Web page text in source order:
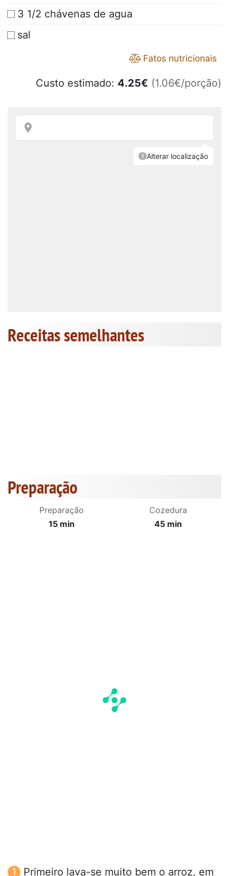
3 1/2 chávenas de agua
sal
Fatos nutricionais
Custo estimado: 4.25€ (1.06€/porção)
Receitas semelhantes
Preparação
Preparação
15 min
Cozedura
45 min
Primeiro lava-se muito bem o arroz, em